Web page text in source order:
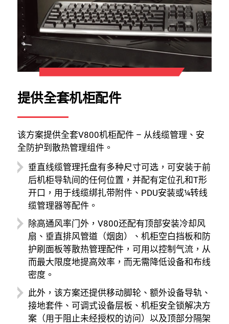
提供全套机柜配件
该方案提供全套V800机柜配件 – 从线缆管理、安
全防护到散热管理组件。
垂直线缆管理托盘有多种尺寸可选，可安装于前
后机柜导轨间的任何位置，并配有定位孔和T形
开口，用于线缆绑扎带附件、PDU安装或¼转线
缆管理器等配件。
除高通风率门外，V800还配有顶部安装冷却风
扇、垂直排风管道（烟囱）、机柜空白挡板和防
护刷面板等散热管理配件，可用以控制气流，从
而最大限度地提高效率，而无需降低设备和布线
密度。
此外，该方案还提供移动脚轮、额外设备导轨、
接地套件、可调式设备层板、机柜安全锁解决方
案（用于阻止未经授权的访问）以及顶部分隔架
关闭